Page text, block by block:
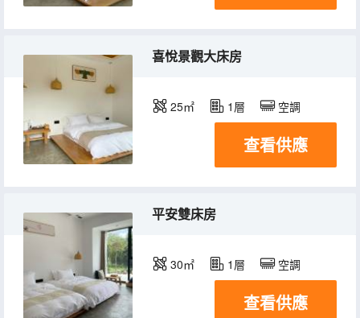
喜悅景觀大床房
25㎡ 1層 空調
查看供應
平安雙床房
30㎡ 1層 空調
查看供應